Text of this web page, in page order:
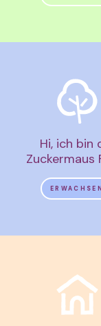
Hi, ich bin
Zuckermaus
ERWACHSEN